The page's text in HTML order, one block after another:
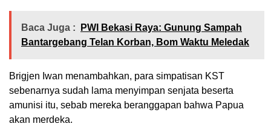
Baca Juga :
PWI Bekasi Raya: Gunung Sampah
Bantargebang Telan Korban, Bom Waktu Meledak
Brigjen Iwan menambahkan, para simpatisan KST
sebenarnya sudah lama menyimpan senjata beserta
amunisi itu, sebab mereka beranggapan bahwa Papua
akan merdeka.